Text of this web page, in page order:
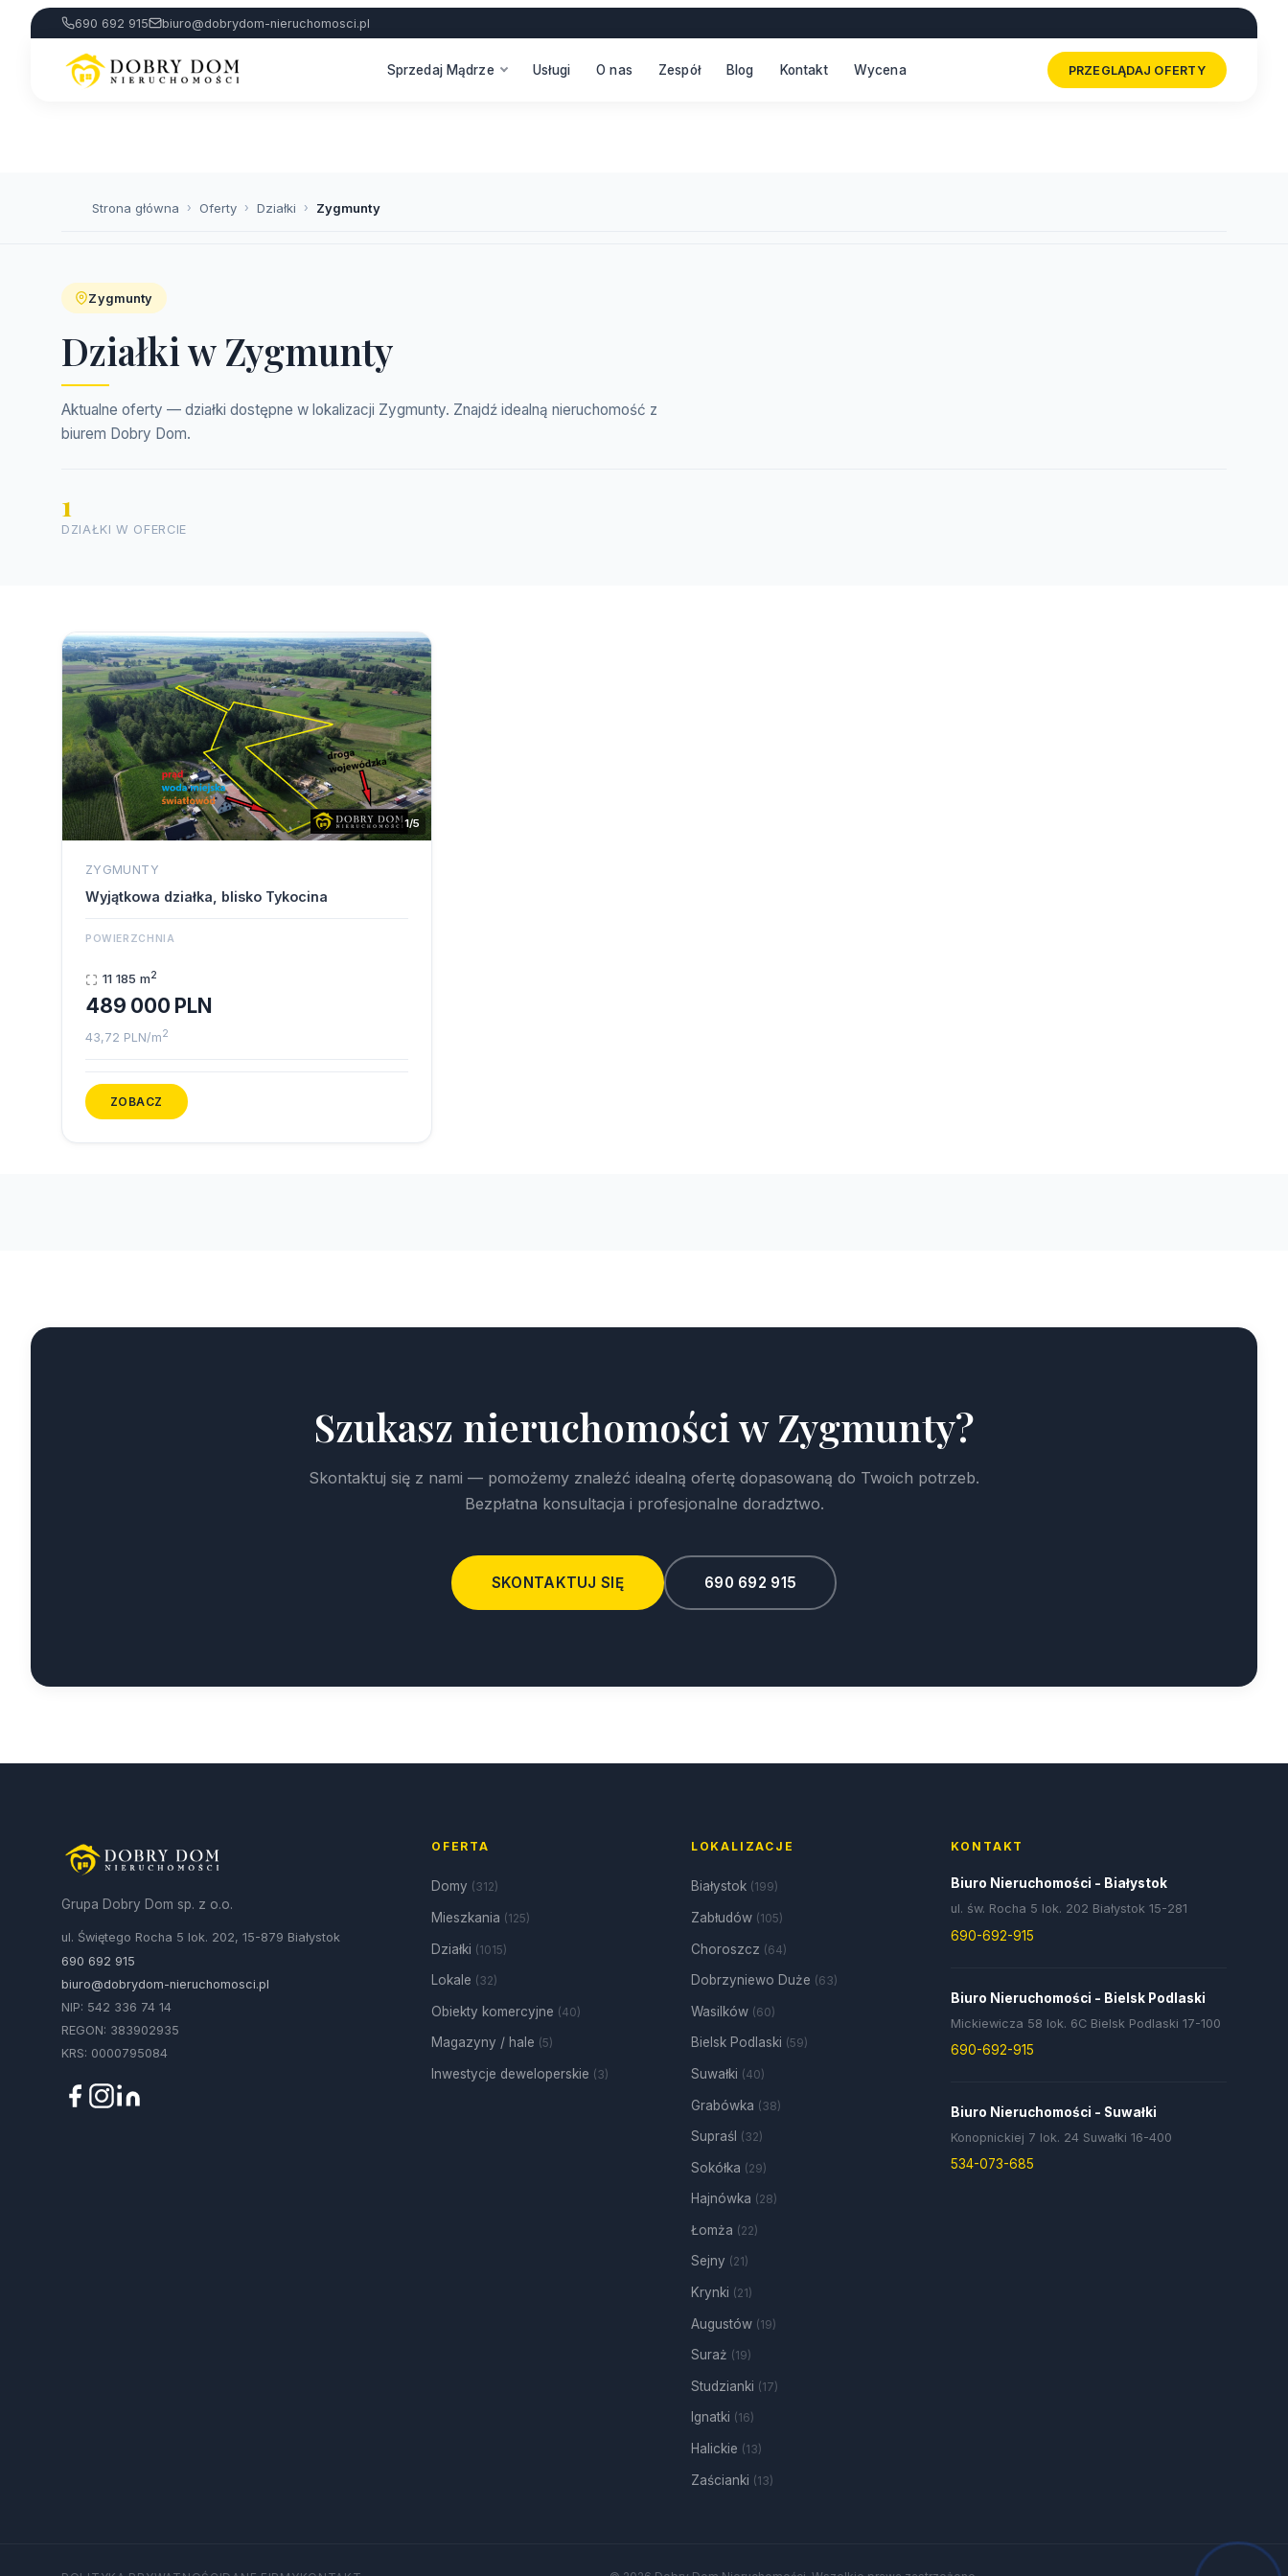
690 692 915 biuro@dobrydom-nieruchomosci.pl
Sprzedaj Mądrze Usługi O nas Zespół Blog Kontakt Wycena PRZEGLĄDAJ OFERTY
Strona główna › Oferty › Działki › Zygmunty
Zygmunty
Działki w Zygmunty
Aktualne oferty — działki dostępne w lokalizacji Zygmunty. Znajdź idealną nieruchomość z
biurem Dobry Dom.
1
DZIAŁKI W OFERCIE
1/5
ZYGMUNTY
Wyjątkowa działka, blisko Tykocina
POWIERZCHNIA
11 185 m2
489 000 PLN
43,72 PLN/m2
ZOBACZ
Szukasz nieruchomości w Zygmunty?
Skontaktuj się z nami — pomożemy znaleźć idealną ofertę dopasowaną do Twoich potrzeb.
Bezpłatna konsultacja i profesjonalne doradztwo.
SKONTAKTUJ SIĘ 690 692 915
Grupa Dobry Dom sp. z o.o.
ul. Świętego Rocha 5 lok. 202, 15-879 Białystok
690 692 915
biuro@dobrydom-nieruchomosci.pl
NIP: 542 336 74 14
REGON: 383902935
KRS: 0000795084
OFERTA
Domy (312)
Mieszkania (125)
Działki (1015)
Lokale (32)
Obiekty komercyjne (40)
Magazyny / hale (5)
Inwestycje deweloperskie (3)
LOKALIZACJE
Białystok (199)
Zabłudów (105)
Choroszcz (64)
Dobrzyniewo Duże (63)
Wasilków (60)
Bielsk Podlaski (59)
Suwałki (40)
Grabówka (38)
Supraśl (32)
Sokółka (29)
Hajnówka (28)
Łomża (22)
Sejny (21)
Krynki (21)
Augustów (19)
Suraż (19)
Studzianki (17)
Ignatki (16)
Halickie (13)
Zaścianki (13)
KONTAKT
Biuro Nieruchomości - Białystok
ul. św. Rocha 5 lok. 202 Białystok 15-281
690-692-915
Biuro Nieruchomości - Bielsk Podlaski
Mickiewicza 58 lok. 6C Bielsk Podlaski 17-100
690-692-915
Biuro Nieruchomości - Suwałki
Konopnickiej 7 lok. 24 Suwałki 16-400
534-073-685